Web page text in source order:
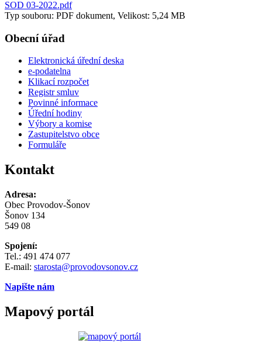
SOD 03-2022.pdf
Typ souboru: PDF dokument, Velikost: 5,24 MB
Obecní úřad
Elektronická úřední deska
e-podatelna
Klikací rozpočet
Registr smluv
Povinné informace
Úřední hodiny
Výbory a komise
Zastupitelstvo obce
Formuláře
Kontakt
Adresa:
Obec Provodov-Šonov
Šonov 134
549 08
Spojení:
Tel.: 491 474 077
E-mail: starosta@provodovsonov.cz
Napište nám
Mapový portál